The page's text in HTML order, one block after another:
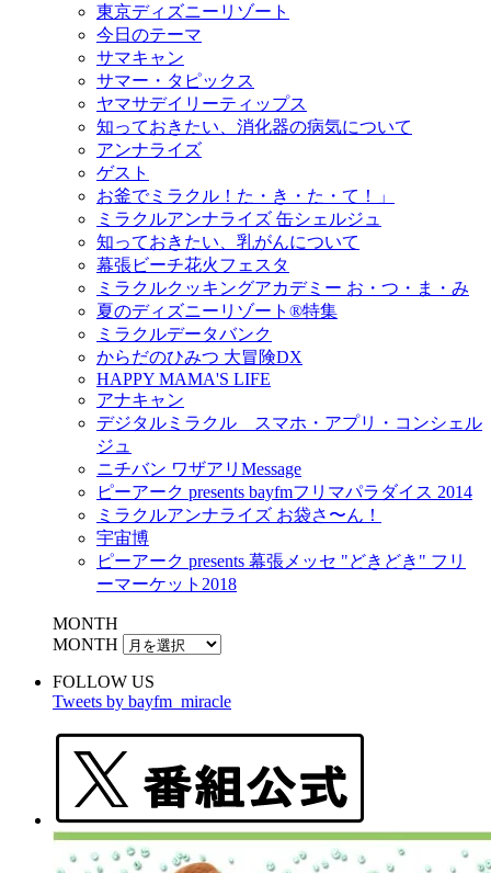
東京ディズニーリゾート
今日のテーマ
サマキャン
サマー・タピックス
ヤマサデイリーティップス
知っておきたい、消化器の病気について
アンナライズ
ゲスト
お釜でミラクル！た・き・た・て！」
ミラクルアンナライズ 缶シェルジュ
知っておきたい、乳がんについて
幕張ビーチ花火フェスタ
ミラクルクッキングアカデミー お・つ・ま・み
夏のディズニーリゾート®特集
ミラクルデータバンク
からだのひみつ 大冒険DX
HAPPY MAMA'S LIFE
アナキャン
デジタルミラクル スマホ・アプリ・コンシェル
ジュ
ニチバン ワザアリMessage
ピーアーク presents bayfmフリマパラダイス 2014
ミラクルアンナライズ お袋さ〜ん！
宇宙博
ピーアーク presents 幕張メッセ "どきどき" フリ
ーマーケット2018
MONTH
MONTH
FOLLOW US
Tweets by bayfm_miracle